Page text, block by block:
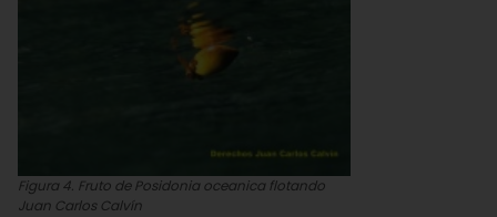
Figura 4. Fruto de Posidonia oceanica flotando
Juan Carlos Calvín